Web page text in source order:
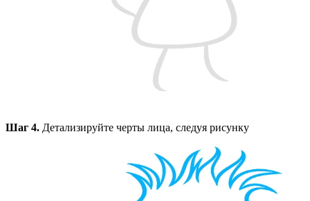
Шаг 4. Детализируйте черты лица, следуя рисунку